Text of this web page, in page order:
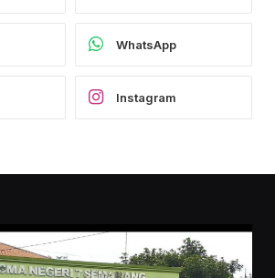
WhatsApp
Instagram